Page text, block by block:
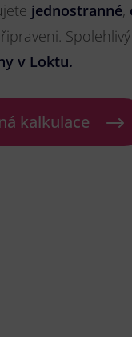
jednostranné,
v Loktu.
kalkulace